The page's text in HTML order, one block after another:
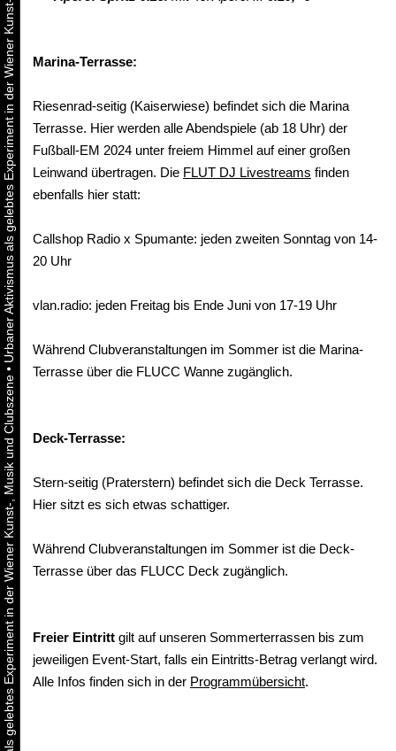
Urbaner Aktivismus als gelebtes Experiment in der Wiener Kunst-, Musik und Clubszene
•
Urbaner Aktivismus als gelebtes Experiment in der Wiener Kunst-, Musik und Clubszene Marina-Terrasse:
Riesenrad-seitig (Kaiserwiese) befindet sich die Marina
Terrasse. Hier werden alle Abendspiele (ab 18 Uhr) der
Fußball-EM 2024 unter freiem Himmel auf einer großen
Leinwand übertragen. Die FLUT DJ Livestreams finden
ebenfalls hier statt:
Callshop Radio x Spumante: jeden zweiten Sonntag von 14-
20 Uhr
vlan.radio: jeden Freitag bis Ende Juni von 17-19 Uhr
Während Clubveranstaltungen im Sommer ist die Marina-
Terrasse über die FLUCC Wanne zugänglich.
Deck-Terrasse:
Stern-seitig (Praterstern) befindet sich die Deck Terrasse.
Hier sitzt es sich etwas schattiger.
Während Clubveranstaltungen im Sommer ist die Deck-
Terrasse über das FLUCC Deck zugänglich.
Freier Eintritt gilt auf unseren Sommerterrassen bis zum
jeweiligen Event-Start, falls ein Eintritts-Betrag verlangt wird.
Alle Infos finden sich in der Programmübersicht.